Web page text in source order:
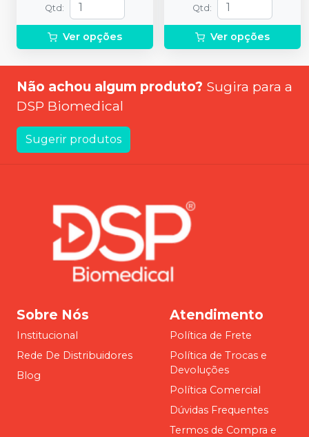
Qtd :
Ver opções
Qtd :
Ver opções
Não achou algum produto? Sugira para a
DSP Biomedical
Sugerir produtos
Sobre Nós
Institucional
Rede De Distribuidores
Blog
Atendimento
Política de Frete
Política de Trocas e
Devoluções
Política Comercial
Dúvidas Frequentes
Termos de Compra e